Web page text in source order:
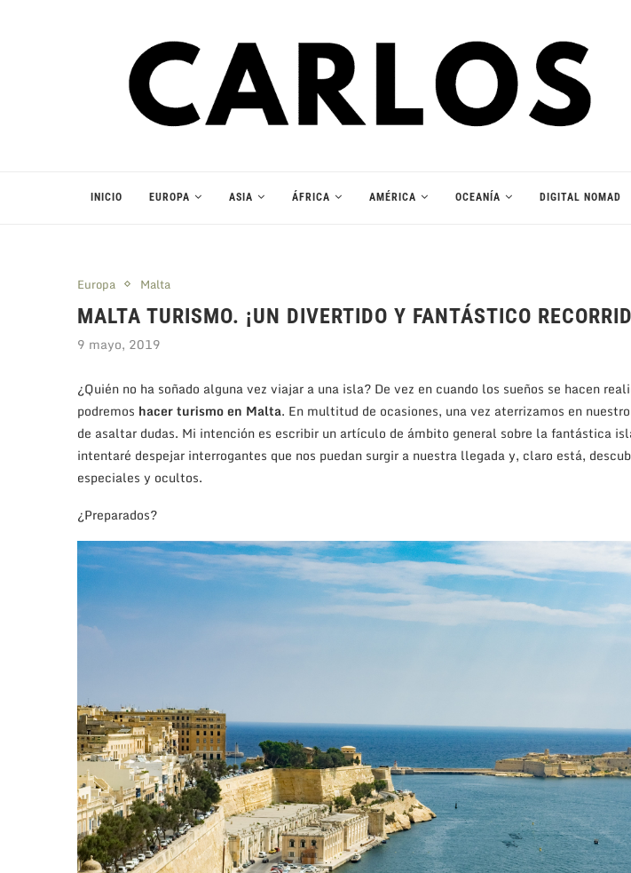
INICIO EUROPA ASIA ÁFRICA AMÉRICA OCEANÍA DIGITAL NOMAD
Europa Malta
MALTA TURISMO. ¡UN DIVERTIDO Y FANTÁSTICO
9 mayo, 2019
¿Quién no ha soñado alguna vez viajar a una isla? De vez en cuando los sueños se hacen
podremos hacer turismo en Malta. En multitud de ocasiones, una vez aterrizamos en
de asaltar dudas. Mi intención es escribir un artículo de ámbito general sobre la fantástica
intentaré despejar interrogantes que nos puedan surgir a nuestra llegada y, claro está,
especiales y ocultos.
¿Preparados?